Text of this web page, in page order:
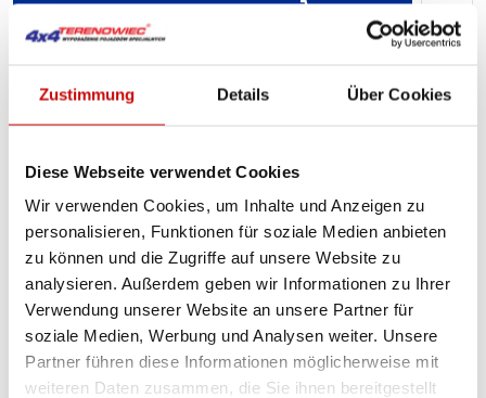
Zustimmung Details Über Cookies
Diese Webseite verwendet Cookies
Wir verwenden Cookies, um Inhalte und Anzeigen zu
personalisieren, Funktionen für soziale Medien anbieten
zu können und die Zugriffe auf unsere Website zu
analysieren. Außerdem geben wir Informationen zu Ihrer
Verwendung unserer Website an unsere Partner für
soziale Medien, Werbung und Analysen weiter. Unsere
Partner führen diese Informationen möglicherweise mit
weiteren Daten zusammen, die Sie ihnen bereitgestellt
IN DEN WARENKORB
Sofort verfügbar
Artikel-Nr.: K_TRAP_REAN: 5905527760824
Sie sind sich nicht sicher, welches Produkt
am besten geeignet ist? Rufen Sie uns an,
wir beraten Sie gern.
phone+48 12 266 27 54